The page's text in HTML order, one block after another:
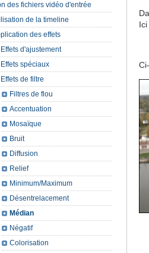
des fichiers vidéo d'entrée
de la timeline
des effets
Effets d'ajustement
Effets spéciaux
Effets de filtre
Filtres de flou
Accentuation
Mosaïque
Bruit
Diffusion
Relief
Minimum/Maximum
Désentrelacement
Médian
Négatif
Colorisation